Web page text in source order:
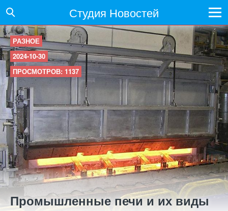
Студия Новостей
РАЗНОЕ
2024-10-30
ПРОСМОТРОВ: 1137
Промышленные печи и их виды